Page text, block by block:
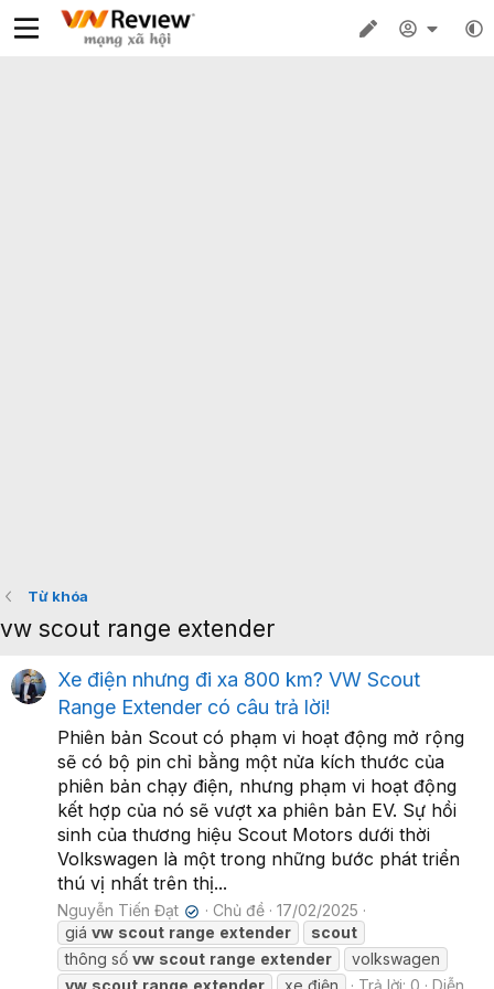
Từ khóa
vw scout range extender
Xe điện nhưng đi xa 800 km? VW Scout
Range Extender có câu trả lời!
Phiên bản Scout có phạm vi hoạt động mở rộng
sẽ có bộ pin chỉ bằng một nửa kích thước của
phiên bản chạy điện, nhưng phạm vi hoạt động
kết hợp của nó sẽ vượt xa phiên bản EV. Sự hồi
sinh của thương hiệu Scout Motors dưới thời
Volkswagen là một trong những bước phát triển
thú vị nhất trên thị...
Nguyễn Tiến Đạt ✔ Chủ đề
17/02/2025
giá vw scout range extender
scout
thông số vw scout range extender
volkswagen